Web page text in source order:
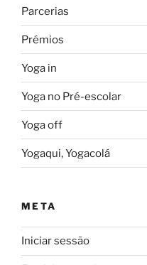
Parcerias
Prémios
Yoga in
Yoga no Pré-escolar
Yoga off
Yogaqui, Yogacolá
META
Iniciar sessão